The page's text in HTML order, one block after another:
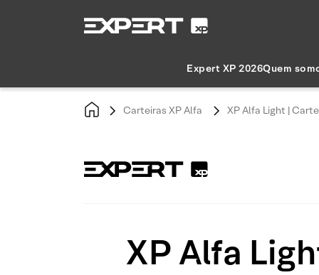
Expert XP 2026Quem
Carteiras XP Alfa XP Alfa Light |
XP Alfa